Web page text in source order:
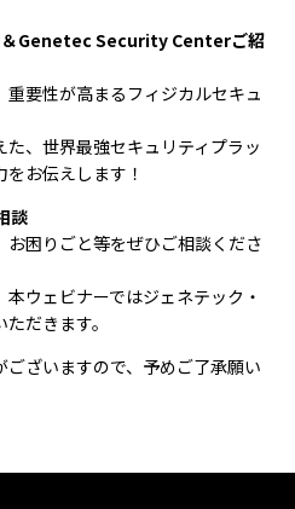
Genetec Security Centerご紹
要性が高まるフィジカルセキュ
、世界最強セキュリティプラッ
お伝えします！
談
困りごと等をぜひご相談くださ
ウェビナーではジェネテック・
だきます。
ざいますので、予めご了承願い